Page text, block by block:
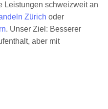
Leistungen schweizweit an
Zürich oder
. Unser Ziel: Besserer
aber mit